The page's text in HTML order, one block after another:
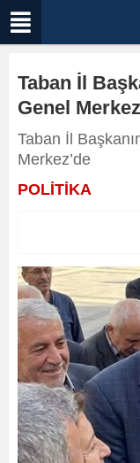
Taban İl
Genel
Taban İl
Merkez’de
POLİTİKA